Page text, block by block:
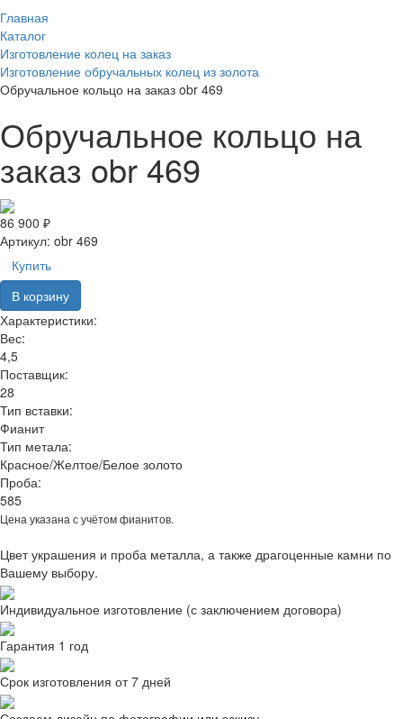
Главная
Каталог
Изготовление колец на заказ
Изготовление обручальных колец из золота
Обручальное кольцо на заказ obr 469
Обручальное кольцо на
заказ obr 469
86 900 ₽
Артикул: obr 469
Купить
В корзину
Характеристики:
Вес:
4,5
Поставщик:
28
Тип вставки:
Фианит
Тип метала:
Красное/Желтое/Белое золото
Проба:
585
Цена указана с учётом фианитов.
Цвет украшения и проба металла, а также драгоценные камни по
Вашему выбору.
Индивидуальное изготовление (с заключением договора)
Гарантия 1 год
Срок изготовления от 7 дней